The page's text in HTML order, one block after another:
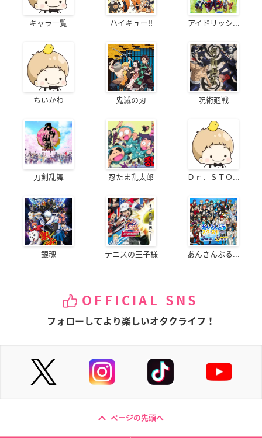
キャラ一覧 ハイキュー!! アイドリッシ...
ちいかわ 鬼滅の刃 呪術廻戦
刀剣乱舞 忍たま乱太郎 Ｄｒ．ＳＴＯ...
銀魂 テニスの王子様 あんさんぶる...
OFFICIAL SNS
フォローしてより楽しいオタクライフ！
ページの先頭へ